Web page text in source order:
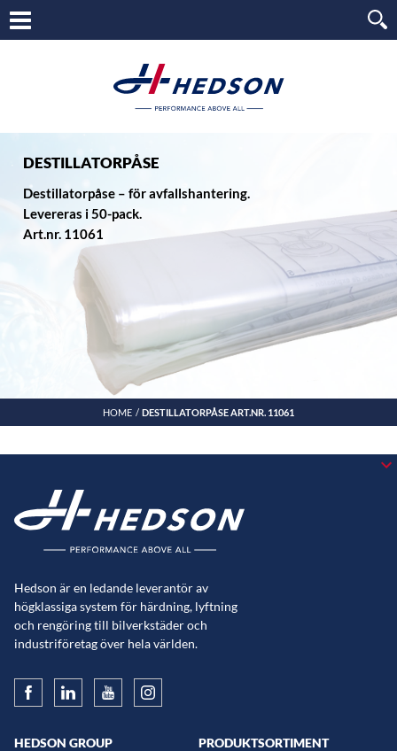
DESTILLATORPÅSE
Destillatorpåse – för avfallshantering.
Levereras i 50-pack.
Art.nr. 11061
HOME DESTILLATORPÅSE ART.NR. 11061
Hedson är en ledande leverantör av
högklassiga system för härdning, lyftning
och rengöring till bilverkstäder och
industriföretag över hela världen.
HEDSON GROUP PRODUKTSORTIMENT